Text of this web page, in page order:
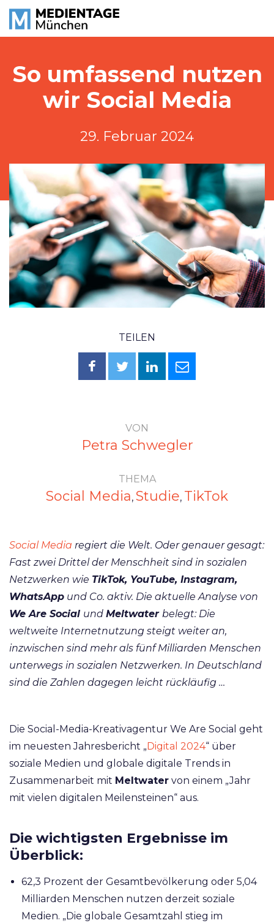
So umfassend nutzen
wir Social Media
29. Februar 2024
TEILEN
VON
Petra Schwegler
THEMA
Social Media, Studie, TikTok
Social Media regiert die Welt. Oder genauer gesagt:
Fast zwei Drittel der Menschheit sind in sozialen
Netzwerken wie TikTok, YouTube, Instagram,
WhatsApp und Co. aktiv. Die aktuelle Analyse von
We Are Social und Meltwater belegt: Die
weltweite Internetnutzung steigt weiter an,
inzwischen sind mehr als fünf Milliarden Menschen
unterwegs in sozialen Netzwerken. In Deutschland
sind die Zahlen dagegen leicht rückläufig …
Die Social-Media-Kreativagentur We Are Social geht
im neuesten Jahresbericht „Digital 2024“ über
soziale Medien und globale digitale Trends in
Zusammenarbeit mit Meltwater von einem „Jahr
mit vielen digitalen Meilensteinen“ aus.
Die wichtigsten Ergebnisse im
Überblick:
62,3 Prozent der Gesamtbevölkerung oder 5,04
Milliarden Menschen nutzen derzeit soziale
Medien. „Die globale Gesamtzahl stieg im